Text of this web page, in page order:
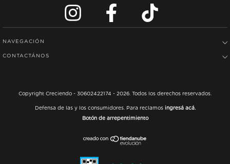
NAVEGACIÓN
CONTACTÁNOS
Copyright Creciendo - 30602422174 - 2026. Todos los derechos reservados.
Defensa de las y los consumidores. Para reclamos ingresá acá.
Botón de arrepentimiento